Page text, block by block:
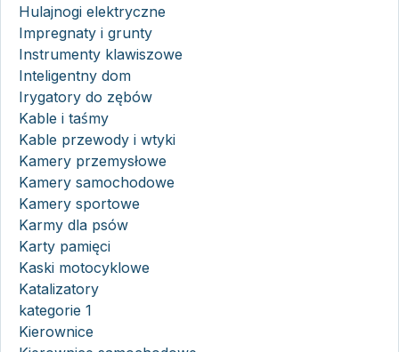
Hulajnogi elektryczne
Impregnaty i grunty
Instrumenty klawiszowe
Inteligentny dom
Irygatory do zębów
Kable i taśmy
Kable przewody i wtyki
Kamery przemysłowe
Kamery samochodowe
Kamery sportowe
Karmy dla psów
Karty pamięci
Kaski motocyklowe
Katalizatory
kategorie 1
Kierownice